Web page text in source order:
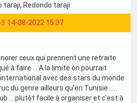
taraji, Redondo taraji
14-08-2022 15:37
ceux qui prennent une retraite
à faire ... A la limite on pourrait
avec des stars du monde
du genre ailleurs qu'en Tunisie .....
... plutôt facile à organiser et c'est à